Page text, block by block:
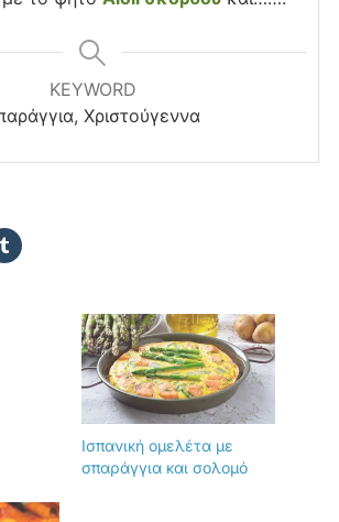
KEYWORD
Χριστούγεννα
Ισπανική ομελέτα με
σπαράγγια και σολομό